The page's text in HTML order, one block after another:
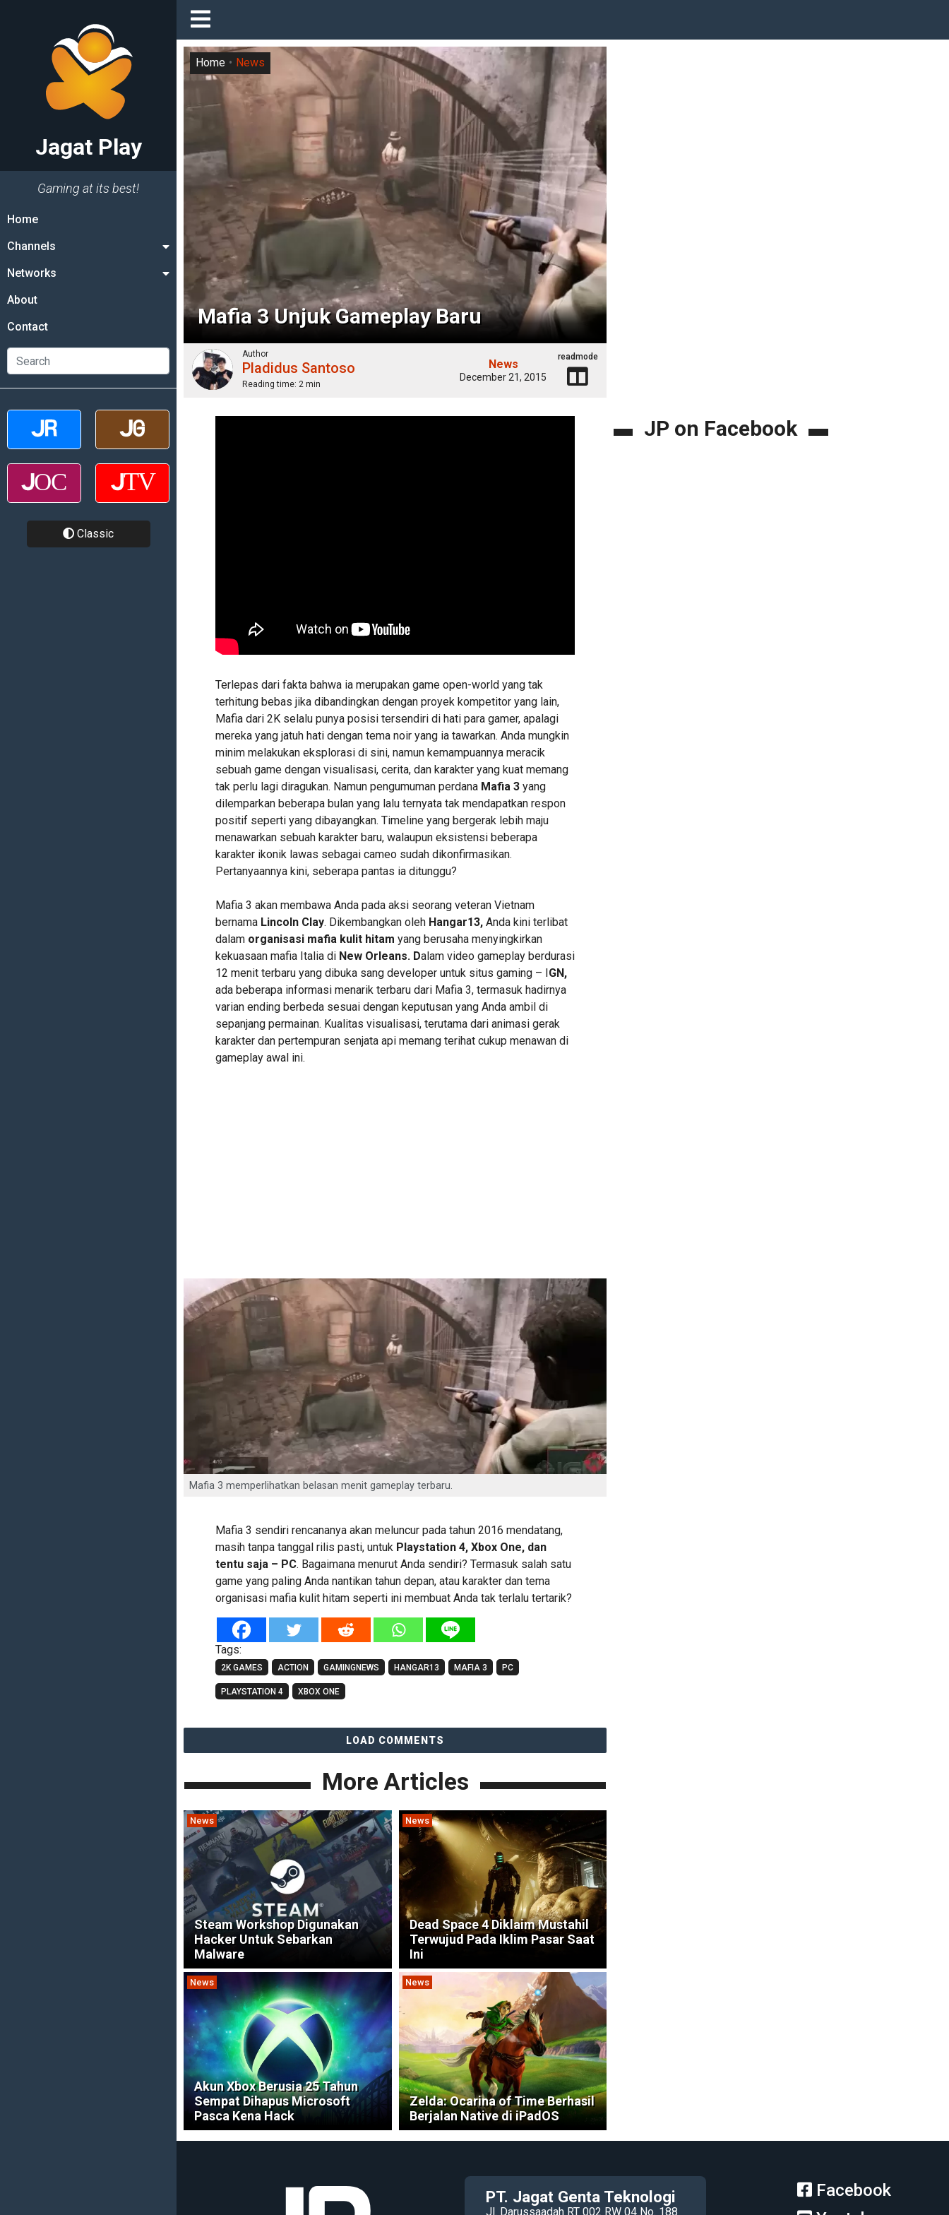
Jagat Play
Gaming at its best!
Home
Channels
Networks
About
Contact
Classic
Mafia 3 Unjuk Gameplay Baru
Home News
Author
Pladidus Santoso
Reading time: 2 min
News
December 21, 2015
readmode
Terlepas dari fakta bahwa ia merupakan game open-world yang tak
terhitung bebas jika dibandingkan dengan proyek kompetitor yang lain,
Mafia dari 2K selalu punya posisi tersendiri di hati para gamer, apalagi
mereka yang jatuh hati dengan tema noir yang ia tawarkan. Anda mungkin
minim melakukan eksplorasi di sini, namun kemampuannya meracik
sebuah game dengan visualisasi, cerita, dan karakter yang kuat memang
tak perlu lagi diragukan. Namun pengumuman perdana Mafia 3yang
dilemparkan beberapa bulan yang lalu ternyata tak mendapatkan respon
positif seperti yang dibayangkan. Timeline yang bergerak lebih maju
menawarkan sebuah karakter baru, walaupun eksistensi beberapa
karakter ikonik lawas sebagai cameo sudah dikonfirmasikan.
Pertanyaannya kini, seberapa pantas ia ditunggu?
Mafia 3 akan membawa Anda pada aksi seorang veteran Vietnam
bernamaLincoln Clay. Dikembangkan oleh Hangar13,Anda kini terlibat
dalam organisasi mafia kulit hitam yang berusaha menyingkirkan
kekuasaan mafia Italia di New Orleans. Dalam video gameplay berdurasi
12 menit terbaru yang dibuka sang developer untuk situs gaming – IGN,
ada beberapa informasi menarik terbaru dari Mafia 3, termasuk hadirnya
varian ending berbeda sesuai dengan keputusan yang Anda ambil di
sepanjang permainan. Kualitas visualisasi, terutama dari animasi gerak
karakter dan pertempuran senjata api memang terihat cukup menawan di
gameplay awal ini.
Mafia 3 memperlihatkan belasan menit gameplay terbaru.
Mafia 3 sendiri rencananya akan meluncur pada tahun 2016 mendatang,
masih tanpa tanggal rilis pasti, untuk Playstation 4, Xbox One, dan
tentu saja – PC. Bagaimana menurut Anda sendiri? Termasuk salah satu
game yang paling Anda nantikan tahun depan, atau karakter dan tema
organisasi mafia kulit hitam seperti ini membuat Anda tak terlalu tertarik?
Tags:
2K GAMES ACTION GAMINGNEWS HANGAR13 MAFIA 3 PC
PLAYSTATION 4 XBOX ONE
LOAD COMMENTS
More Articles
News
Steam Workshop Digunakan
Hacker Untuk Sebarkan
Malware
News
Dead Space 4 Diklaim Mustahil
Terwujud Pada Iklim Pasar Saat
Ini
News
Akun Xbox Berusia 25 Tahun
Sempat Dihapus Microsoft
Pasca Kena Hack
News
Zelda: Ocarina of Time Berhasil
Berjalan Native di iPadOS
JP on Facebook
PT. Jagat Genta Teknologi
Jl. Darussaadah RT 002 RW 04 No. 188
Facebook